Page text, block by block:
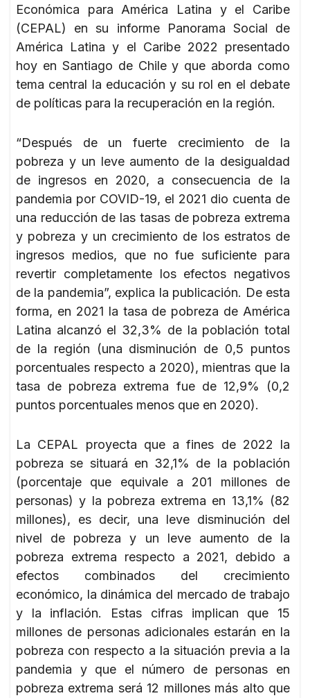
Económica para América Latina y el Caribe
(CEPAL) en su informe Panorama Social de
América Latina y el Caribe 2022 presentado
hoy en Santiago de Chile y que aborda como
tema central la educación y su rol en el debate
de políticas para la recuperación en la región.
“Después de un fuerte crecimiento de la
pobreza y un leve aumento de la desigualdad
de ingresos en 2020, a consecuencia de la
pandemia por COVID-19, el 2021 dio cuenta de
una reducción de las tasas de pobreza extrema
y pobreza y un crecimiento de los estratos de
ingresos medios, que no fue suficiente para
revertir completamente los efectos negativos
de la pandemia”, explica la publicación. De esta
forma, en 2021 la tasa de pobreza de América
Latina alcanzó el 32,3% de la población total
de la región (una disminución de 0,5 puntos
porcentuales respecto a 2020), mientras que la
tasa de pobreza extrema fue de 12,9% (0,2
puntos porcentuales menos que en 2020).
La CEPAL proyecta que a fines de 2022 la
pobreza se situará en 32,1% de la población
(porcentaje que equivale a 201 millones de
personas) y la pobreza extrema en 13,1% (82
millones), es decir, una leve disminución del
nivel de pobreza y un leve aumento de la
pobreza extrema respecto a 2021, debido a
efectos combinados del crecimiento
económico, la dinámica del mercado de trabajo
y la inflación. Estas cifras implican que 15
millones de personas adicionales estarán en la
pobreza con respecto a la situación previa a la
pandemia y que el número de personas en
pobreza extrema será 12 millones más alto que